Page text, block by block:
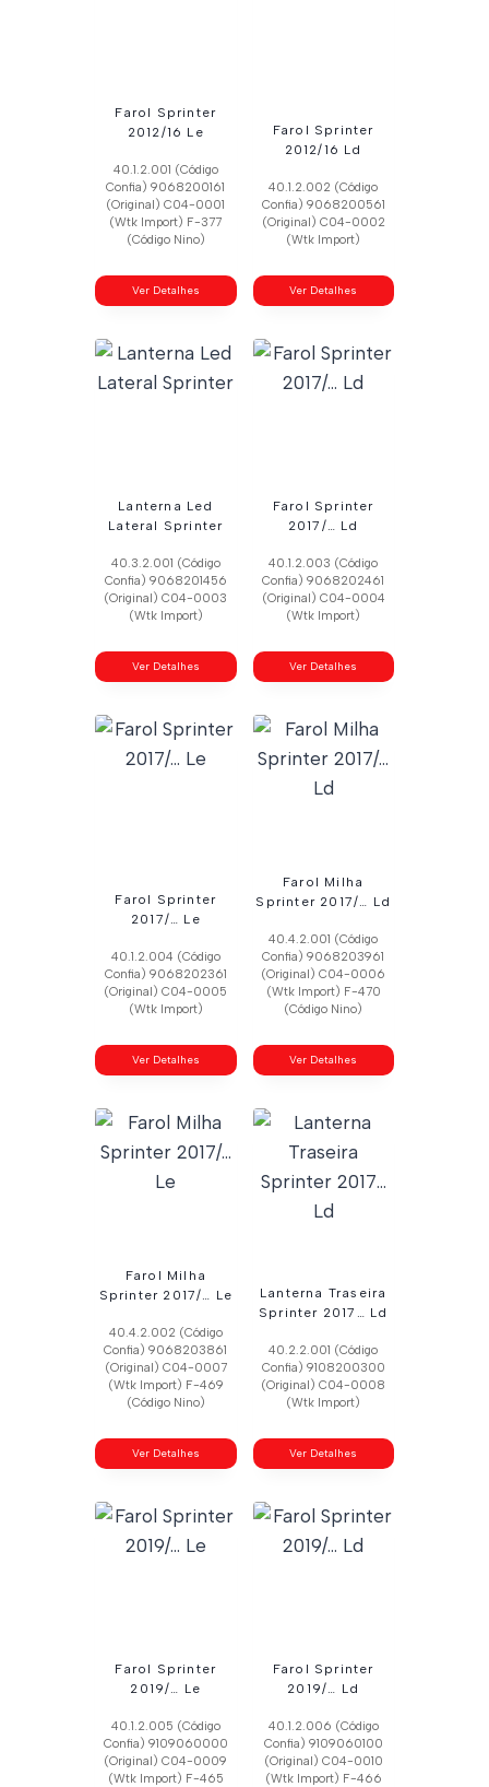
Farol Sprinter
2012/16 Le
40.1.2.001 (Código
Confia) 9068200161
(Original) C04-0001
(Wtk Import) F-377
(Código Nino)
Ver Detalhes
Farol Sprinter
2012/16 Ld
40.1.2.002 (Código
Confia) 9068200561
(Original) C04-0002
(Wtk Import)
Ver Detalhes
Lanterna Led
Lateral Sprinter
40.3.2.001 (Código
Confia) 9068201456
(Original) C04-0003
(Wtk Import)
Ver Detalhes
Farol Sprinter
2017/… Ld
40.1.2.003 (Código
Confia) 9068202461
(Original) C04-0004
(Wtk Import)
Ver Detalhes
Farol Sprinter
2017/… Le
40.1.2.004 (Código
Confia) 9068202361
(Original) C04-0005
(Wtk Import)
Ver Detalhes
Farol Milha
Sprinter 2017/… Ld
40.4.2.001 (Código
Confia) 9068203961
(Original) C04-0006
(Wtk Import) F-470
(Código Nino)
Ver Detalhes
Farol Milha
Sprinter 2017/… Le
40.4.2.002 (Código
Confia) 9068203861
(Original) C04-0007
(Wtk Import) F-469
(Código Nino)
Ver Detalhes
Lanterna Traseira
Sprinter 2017… Ld
40.2.2.001 (Código
Confia) 9108200300
(Original) C04-0008
(Wtk Import)
Ver Detalhes
Farol Sprinter
2019/… Le
40.1.2.005 (Código
Confia) 9109060000
(Original) C04-0009
(Wtk Import) F-465
Farol Sprinter
2019/… Ld
40.1.2.006 (Código
Confia) 9109060100
(Original) C04-0010
(Wtk Import) F-466